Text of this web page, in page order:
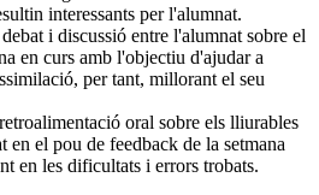
interessants per l'alumnat.
i discussió entre l'alumnat sobre el
en curs amb l'objectiu d'ajudar a
per tant, millorant el seu
oral sobre els lliurables
en el pou de feedback de la setmana
en les dificultats i errors trobats.